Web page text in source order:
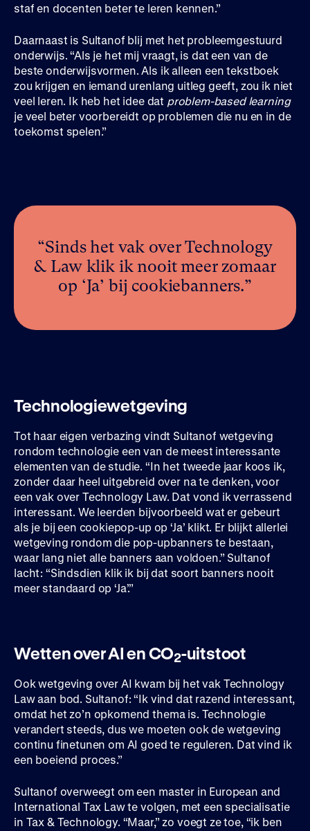
staf en docenten beter te leren kennen.”
Daarnaast is Sultanof blij met het probleemgestuurd
onderwijs. “Als je het mij vraagt, is dat een van de
beste onderwijsvormen. Als ik alleen een tekstboek
zou krijgen en iemand urenlang uitleg geeft, zou ik niet
veel leren. Ik heb het idee dat problem-based learning
je veel beter voorbereidt op problemen die nu en in de
toekomst spelen.”
“Sinds het vak over Technology
& Law klik ik nooit meer zomaar
op ‘Ja’ bij cookiebanners.”
Technologiewetgeving
Tot haar eigen verbazing vindt Sultanof wetgeving
rondom technologie een van de meest interessante
elementen van de studie. “In het tweede jaar koos ik,
zonder daar heel uitgebreid over na te denken, voor
een vak over Technology Law. Dat vond ik verrassend
interessant. We leerden bijvoorbeeld wat er gebeurt
als je bij een cookiepop-up op ‘Ja’ klikt. Er blijkt allerlei
wetgeving rondom die pop-upbanners te bestaan,
waar lang niet alle banners aan voldoen.” Sultanof
lacht: “Sindsdien klik ik bij dat soort banners nooit
meer standaard op ‘Ja’.”
Wetten over AI en CO2-uitstoot
Ook wetgeving over AI kwam bij het vak Technology
Law aan bod. Sultanof: “Ik vind dat razend interessant,
omdat het zo’n opkomend thema is. Technologie
verandert steeds, dus we moeten ook de wetgeving
continu finetunen om AI goed te reguleren. Dat vind ik
een boeiend proces.”
Sultanof overweegt om een master in European and
International Tax Law te volgen, met een specialisatie
in Tax & Technology. “Maar,” zo voegt ze toe, “ik ben